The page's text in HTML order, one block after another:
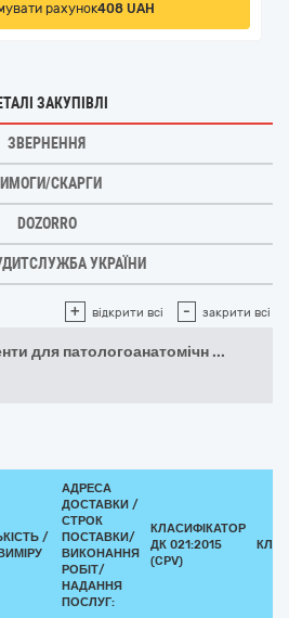
рахунок408 UAH
ЗАКУПІВЛІ
ЗВЕРНЕННЯ
СКАРГИ
DOZORRO
УКРАЇНИ
+ відкрити всі - закрити всі
для патологоанатомічн ...
/
АДРЕСА
ДОСТАВКИ /
СТРОК
ПОСТАВКИ/
ВИКОНАННЯ
РОБІТ/
НАДАННЯ
ПОСЛУГ:
КЛАСИФІКАТОР
ДК 021:2015
(CPV)